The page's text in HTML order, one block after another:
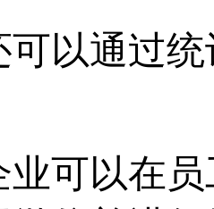
可以通过
业可以在